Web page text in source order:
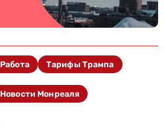
Работа Тарифы Трампа
Новости Монреаля